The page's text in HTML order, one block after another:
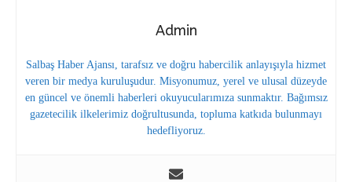
Admin
Salbaş Haber Ajansı, tarafsız ve doğru habercilik anlayışıyla hizmet
veren bir medya kuruluşudur. Misyonumuz, yerel ve ulusal düzeyde
en güncel ve önemli haberleri okuyucularımıza sunmaktır. Bağımsız
gazetecilik ilkelerimiz doğrultusunda, topluma katkıda bulunmayı
hedefliyoruz.